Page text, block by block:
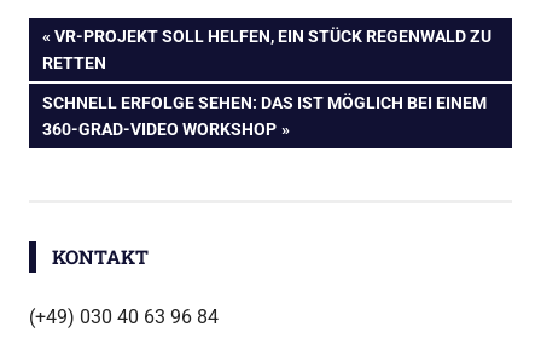
Grad
Video
VR
Beitragsnavigation
VORHERIGER
BEITRAG:
VR-PROJEKT SOLL HELFEN, EIN STÜCK REGENWALD ZU
RETTEN
NÄCHSTER
BEITRAG:
SCHNELL ERFOLGE SEHEN: DAS IST MÖGLICH BEI EINEM
360-GRAD-VIDEO WORKSHOP
KONTAKT
(+49) 030 40 63 96 84